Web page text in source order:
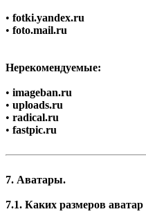
• fotki.yandex.ru
• foto.mail.ru
Нерекомендуемые:
• imagеban.ru
• uploads.ru
• radical.ru
• fastpic.ru
7. Аватары.
7.1. Каких размеров